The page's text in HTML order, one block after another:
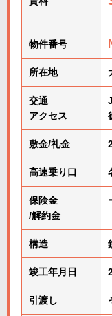
物件番号
所在地
交通
アクセス
敷金/礼金
高速乗り口
保険金
/解約金
構造
竣工年月日
引渡し